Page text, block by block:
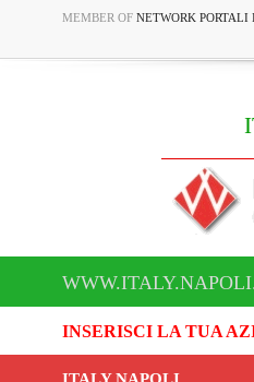
MEMBER OF NETWORK PORTALI
INSERISCI LA TUA